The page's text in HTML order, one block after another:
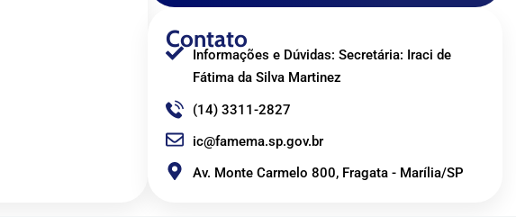
Contato
Informações e Dúvidas: Secretária: Iraci de
Fátima da Silva Martinez
(14) 3311-2827
ic@famema.sp.gov.br
Av. Monte Carmelo 800, Fragata - Marília/SP